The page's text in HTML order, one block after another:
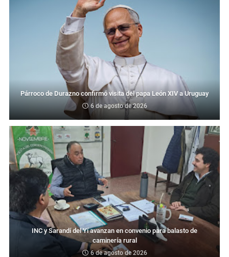
Párroco de Durazno confirmó visita del papa León XIV a Uruguay
6 de agosto de 2026
INC y Sarandí del Yí avanzan en convenio para balasto de
caminería rural
6 de agosto de 2026